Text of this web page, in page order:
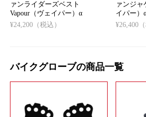
ァンライダーズベスト
Vapour（ヴェイパー）α
¥24,200（税込）
ァンジャ
イパー）
¥26,400（
バイクグローブの商品一覧